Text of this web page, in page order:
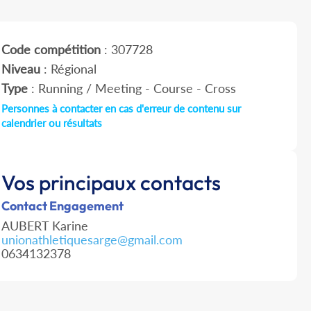
Code compétition: 307728
Niveau: Régional
Type: Running / Meeting - Course - Cross
Personnes à contacter en cas d'erreur de contenu sur
calendrier ou résultats
Vos principaux contacts
Contact Engagement
AUBERT Karine
unionathletiquesarge@gmail.com
0634132378